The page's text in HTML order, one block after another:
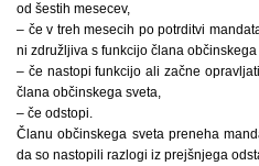
od šestih mesecev,
– če v treh mesecih po potrditvi
ni združljiva s funkcijo člana občinskega
– če nastopi funkcijo ali začne
člana občinskega sveta,
– če odstopi.
Članu občinskega sveta preneha
da so nastopili razlogi iz prejšnjega